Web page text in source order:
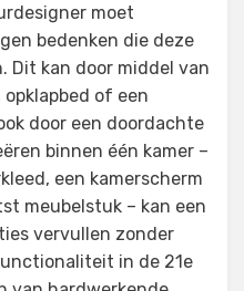
moet
bedenken die deze
Dit kan door middel van
opklapbed of een
door een doordachte
binnen één kamer –
een kamerscherm
meubelstuk – kan een
vervullen zonder
in de 21e